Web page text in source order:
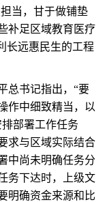
当，甘于做铺垫
补足区域教育医疗
长远惠民生的工程
书记指出，“要
作中细致精当，以
部署工作任务
求与区域实际结合
中尚未明确任务分
务下达时，上级文
明确资金来源和比